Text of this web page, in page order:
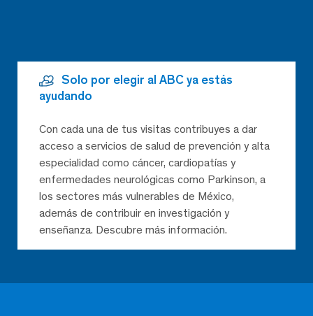
Solo por elegir al ABC ya estás
ayudando
Con cada una de tus visitas contribuyes a dar
acceso a servicios de salud de prevención y alta
especialidad como cáncer, cardiopatías y
enfermedades neurológicas como Parkinson, a
los sectores más vulnerables de México,
además de contribuir en investigación y
enseñanza. Descubre más información.